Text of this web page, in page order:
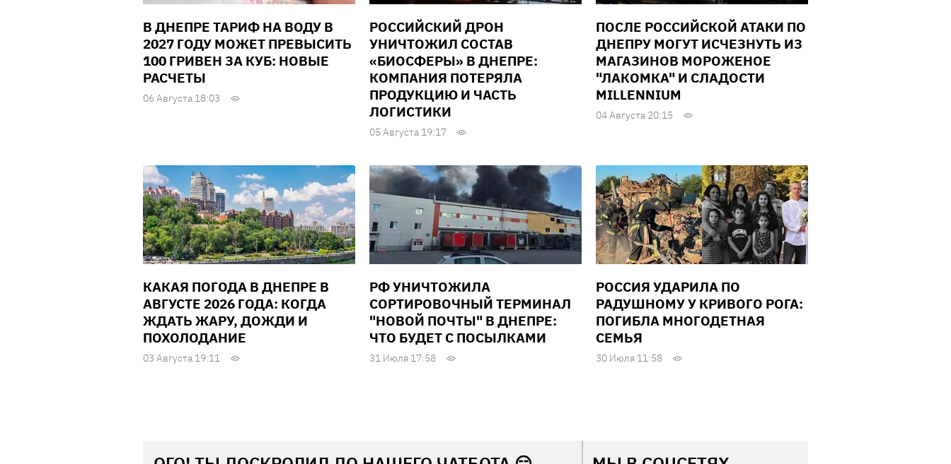
В ДНЕПРЕ ТАРИФ НА ВОДУ В
2027 ГОДУ МОЖЕТ ПРЕВЫСИТЬ
100 ГРИВЕН ЗА КУБ: НОВЫЕ
РАСЧЕТЫ
06 Августа 18:03
РОССИЙСКИЙ ДРОН
УНИЧТОЖИЛ СОСТАВ
«БИОСФЕРЫ» В ДНЕПРЕ:
КОМПАНИЯ ПОТЕРЯЛА
ПРОДУКЦИЮ И ЧАСТЬ
ЛОГИСТИКИ
05 Августа 19:17
ПОСЛЕ РОССИЙСКОЙ АТАКИ ПО
ДНЕПРУ МОГУТ ИСЧЕЗНУТЬ ИЗ
МАГАЗИНОВ МОРОЖЕНОЕ
"ЛАКОМКА" И СЛАДОСТИ
MILLENNIUM
04 Августа 20:15
КАКАЯ ПОГОДА В ДНЕПРЕ В
АВГУСТЕ 2026 ГОДА: КОГДА
ЖДАТЬ ЖАРУ, ДОЖДИ И
ПОХОЛОДАНИЕ
03 Августа 19:11
РФ УНИЧТОЖИЛА
СОРТИРОВОЧНЫЙ ТЕРМИНАЛ
"НОВОЙ ПОЧТЫ" В ДНЕПРЕ:
ЧТО БУДЕТ С ПОСЫЛКАМИ
31 Июля 17:58
РОССИЯ УДАРИЛА ПО
РАДУШНОМУ У КРИВОГО РОГА:
ПОГИБЛА МНОГОДЕТНАЯ
СЕМЬЯ
30 Июля 11:58